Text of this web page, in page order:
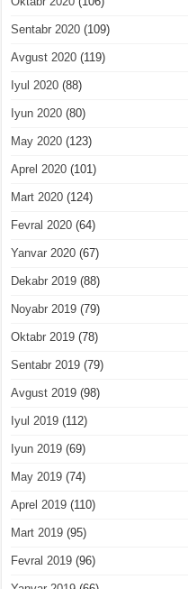
Sentabr 2020 (109)
Avgust 2020 (119)
Iyul 2020 (88)
Iyun 2020 (80)
May 2020 (123)
Aprel 2020 (101)
Mart 2020 (124)
Fevral 2020 (64)
Yanvar 2020 (67)
Dekabr 2019 (88)
Noyabr 2019 (79)
Oktabr 2019 (78)
Sentabr 2019 (79)
Avgust 2019 (98)
Iyul 2019 (112)
Iyun 2019 (69)
May 2019 (74)
Aprel 2019 (110)
Mart 2019 (95)
Fevral 2019 (96)